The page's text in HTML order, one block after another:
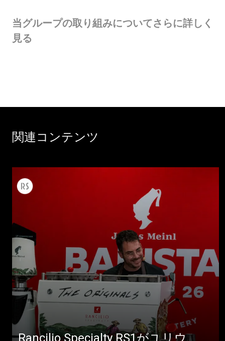
当グループの取り組みについてさらに詳しく
見る
関連コンテンツ
Rancilio Specialty RS1がユリウ